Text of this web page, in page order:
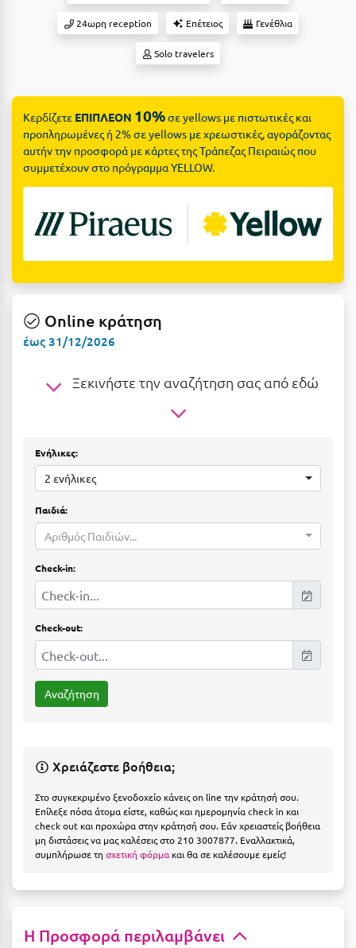
Βραχάτι Κορινθίας
Γαλαξiδι
Γλυφάδα
Γύθειο
Διακοπτό
Ελούντα Κρήτης
Ερέτρια
Ερμιόνη
Εύβοια
Ευρυτανία
Ζαγοροχώρια
Ζάκυνθος
Θάσος
Θεσσαλονίκη
Δες όλα τα πακέτα διακοπών
24ωρη reception Επέτειος Γενέθλια
Solo travelers
Κερδίζετε ΕΠΙΠΛΕΟΝ 10%σε yellows με πιστωτικές και
προπληρωμένες ή 2% σε yellows με χρεωστικές, αγοράζοντας
αυτήν την προσφορά με κάρτες της Τράπεζας Πειραιώς που
συμμετέχουν στο πρόγραμμα YELLOW.
Online κράτηση
έως 31/12/2026
Ξεκινήστε την αναζήτηση σας από εδώ
Ενήλικες:
2 ενήλικες
Παιδιά:
Αριθμός Παιδιών...
Check-in:
Check-out:
Χρειάζεστε βοήθεια;
Στο συγκεκριμένο ξενοδοχείο κάνεις on line την κράτησή σου.
Επίλεξε πόσα άτομα είστε, καθώς και ημερομηνία check in και
check out και προχώρα στην κράτησή σου. Εάν χρειαστείς βοήθεια
μη διστάσεις να μας καλέσεις στο 210 3007877. Εναλλακτικά,
συμπλήρωσε τη σχετική φόρμα και θα σε καλέσουμε εμείς!
Η Προσφορά περιλαμβάνει